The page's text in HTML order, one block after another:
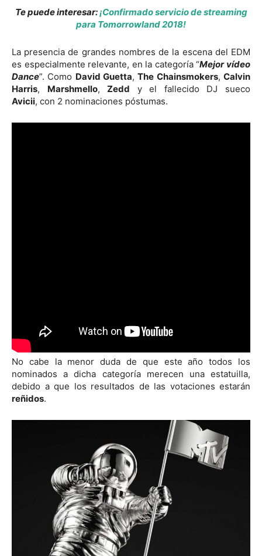
Te puede interesar:¡Confirmado servicio de streaming
para Tomorrowland 2018!
La presencia de grandes nombres de la escena del EDM
es especialmente relevante, en la categoría “Mejor vídeo
Dance”. Como David Guetta,The Chainsmokers,Calvin
Harris, Marshmello,Zedd y el fallecido DJ sueco
Avicii, con 2 nominaciones póstumas.
No cabe la menor duda de que este año todos los
nominados a dicha categoría merecen una estatuilla,
debido a que los resultados de las votaciones estarán
reñidos.